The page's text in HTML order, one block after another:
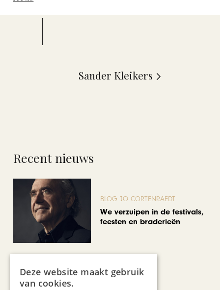
Sander Kleikers
Recent nieuws
BLOG JO CORTENRAEDT
We verzuipen in de festivals,
feesten en braderieën
Deze website maakt gebruik
van cookies.